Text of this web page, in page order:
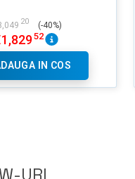
20 (-40%)
1,82952
IN COS
URI